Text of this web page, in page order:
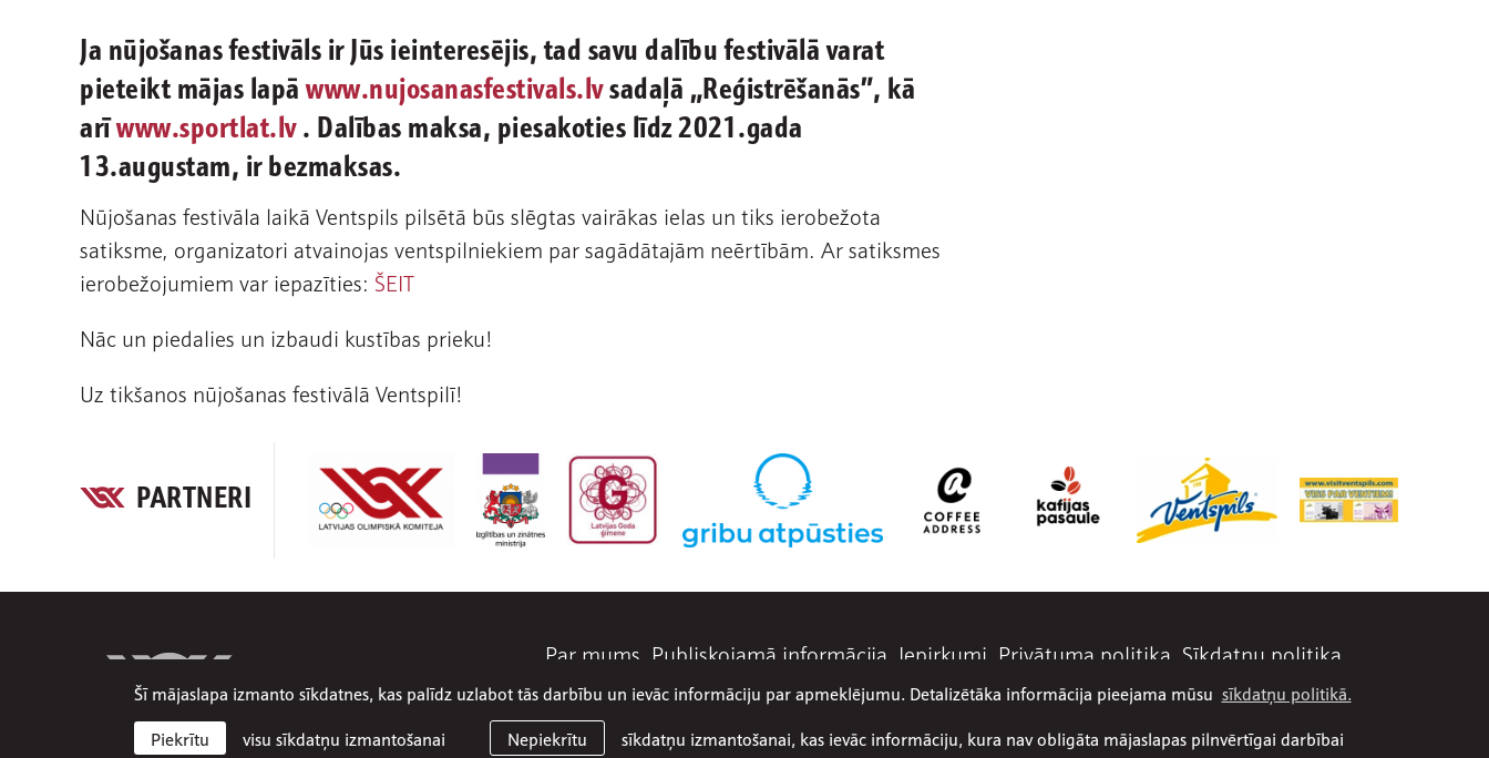
Šī mājaslapa izmanto sīkdatnes, kas palīdz uzlabot tās darbību un ievāc informāciju par apmeklējumu. Detalizētāka informācija pieejama mūsu sīkdatņu politikā.
Nepiekrītu
sīkdatņu izmantošanai, kas ievāc informāciju, kura nav obligāta mājaslapas pilnvērtīgai darbībai
Piekrītu visu sīkdatņu izmantošanai
Ja nūjošanas festivāls ir Jūs ieinteresējis, tad savu dalību festivālā varat
pieteikt mājas lapāwww.nujosanasfestivals.lvsadaļā „Reģistrēšanās”, kā
arīwww.sportlat.lv. Dalības maksa, piesakoties līdz 2021.gada
13.augustam, ir bezmaksas.
Nūjošanas festivāla laikā Ventspils pilsētā būs slēgtas vairākas ielas un tiks ierobežota
satiksme, organizatori atvainojas ventspilniekiem par sagādātajām neērtībām. Ar satiksmes
ierobežojumiem var iepazīties: ŠEIT
Nāc un piedalies un izbaudi kustības prieku!
Uz tikšanos nūjošanas festivālā Ventspilī!
PARTNERI
Par mums Publiskojamā informācija Iepirkumi Privātuma politika Sīkdatņu politika
© 2026 SIA Olimpiskais centrs Ventspils Mājaslapa: